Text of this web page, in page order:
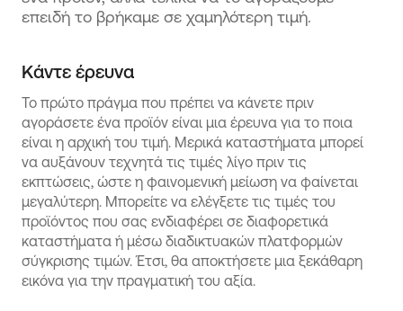
επειδή το βρήκαμε σε χαμηλότερη τιμή.
Κάντε έρευνα
Το πρώτο πράγμα που πρέπει να κάνετε πριν
αγοράσετε ένα προϊόν είναι μια έρευνα για το ποια
είναι η αρχική του τιμή. Μερικά καταστήματα μπορεί
να αυξάνουν τεχνητά τις τιμές λίγο πριν τις
εκπτώσεις, ώστε η φαινομενική μείωση να φαίνεται
μεγαλύτερη. Μπορείτε να ελέγξετε τις τιμές του
προϊόντος που σας ενδιαφέρει σε διαφορετικά
καταστήματα ή μέσω διαδικτυακών πλατφορμών
σύγκρισης τιμών. Έτσι, θα αποκτήσετε μια ξεκάθαρη
εικόνα για την πραγματική του αξία.